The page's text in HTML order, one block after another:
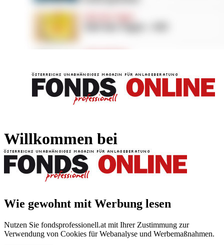
Willkommen bei
Wie gewohnt mit Werbung lesen
Nutzen Sie fondsprofessionell.at mit Ihrer Zustimmung zur
Verwendung von Cookies für Webanalyse und Werbemaßnahmen.